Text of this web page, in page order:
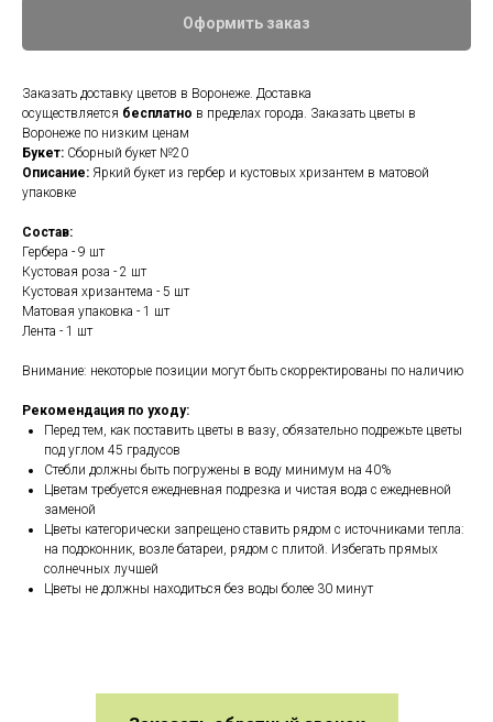
Оформить заказ
Заказать доставку цветов в Воронеже. Доставка
осуществляется бесплатно в пределах города. Заказать цветы в
Воронеже по низким ценам
Букет: Сборный букет №20
Описание: Яркий букет из гербер и кустовых хризантем в матовой
упаковке
Состав:
Гербера - 9 шт
Кустовая роза - 2 шт
Кустовая хризантема - 5 шт
Матовая упаковка - 1 шт
Лента - 1 шт
Внимание: некоторые позиции могут быть скорректированы по наличию
Рекомендация по уходу:
Перед тем, как поставить цветы в вазу, обязательно подрежьте цветы
под углом 45 градусов
Стебли должны быть погружены в воду минимум на 40%
Цветам требуется ежедневная подрезка и чистая вода с ежедневной
заменой
Цветы категорически запрещено ставить рядом с источниками тепла:
на подоконник, возле батареи, рядом с плитой. Избегать прямых
солнечных лучшей
Цветы не должны находиться без воды более 30 минут